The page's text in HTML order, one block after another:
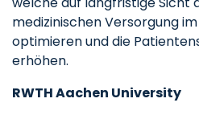
medizinischen Versorgung
optimieren und die
erhöhen.
RWTH Aachen University